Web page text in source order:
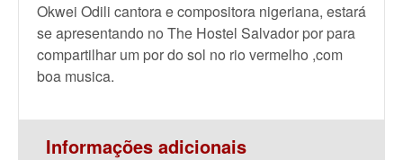
Okwei Odili cantora e compositora nigeriana, estará
se apresentando no The Hostel Salvador por para
compartilhar um por do sol no rio vermelho ,com
boa musica.
Informações adicionais